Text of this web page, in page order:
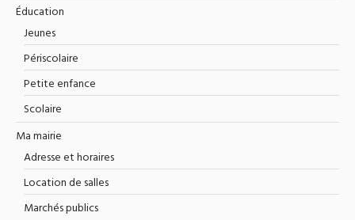
Éducation
Jeunes
Périscolaire
Petite enfance
Scolaire
Ma mairie
Adresse et horaires
Location de salles
Marchés publics